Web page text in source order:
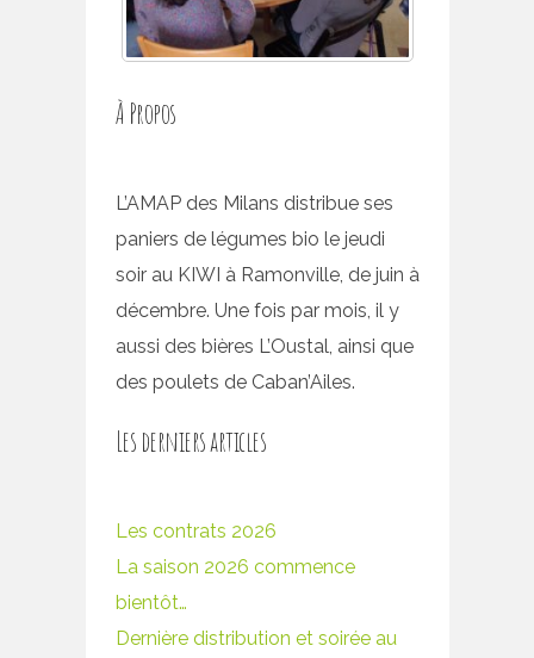
À Propos
L’AMAP des Milans distribue ses
paniers de légumes bio le jeudi
soir au KIWI à Ramonville, de juin à
décembre. Une fois par mois, il y
aussi des bières L’Oustal, ainsi que
des poulets de Caban’Ailes.
Les derniers articles
Les contrats 2026
La saison 2026 commence
bientôt…
Dernière distribution et soirée au